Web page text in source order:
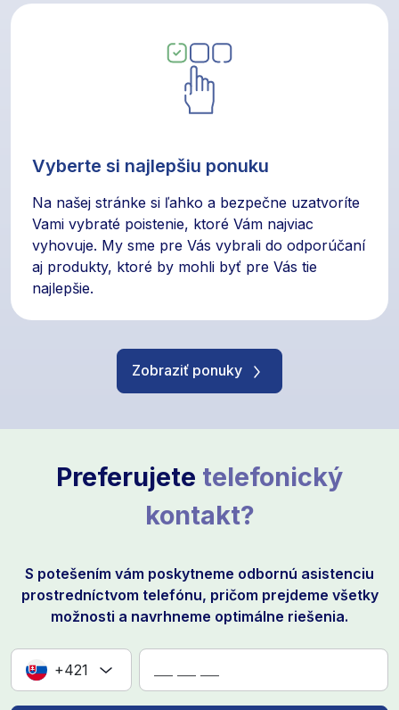
Vyberte si najlepšiu ponuku
Na našej stránke si ľahko a bezpečne uzatvoríte
Vami vybraté poistenie, ktoré Vám najviac
vyhovuje. My sme pre Vás vybrali do odporúčaní
aj produkty, ktoré by mohli byť pre Vás tie
najlepšie.
Zobraziť ponuky
Preferujete telefonický
kontakt?
S potešením vám poskytneme odbornú asistenciu
prostredníctvom telefónu, pričom prejdeme všetky
možnosti a navrhneme optimálne riešenia.
+421